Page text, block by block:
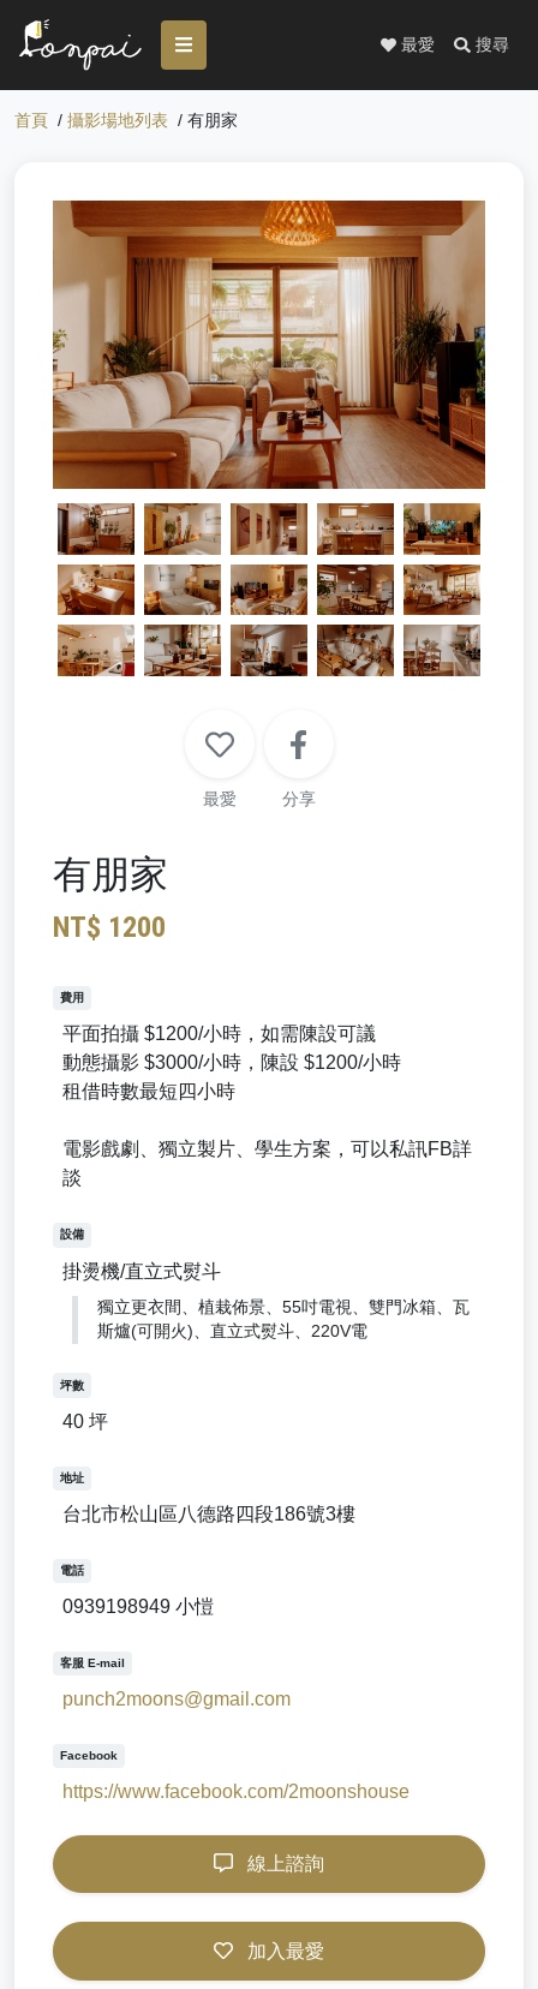
最愛 搜尋
首頁 / 攝影場地列表 / 有朋家
最愛 分享
有朋家
NT$ 1200
費用
平面拍攝 $1200/小時，如需陳設可議
動態攝影 $3000/小時，陳設 $1200/小時
租借時數最短四小時
電影戲劇、獨立製片、學生方案，可以私訊FB詳
談
設備
掛燙機/直立式熨斗
獨立更衣間、植栽佈景、55吋電視、雙門冰箱、瓦
斯爐(可開火)、直立式熨斗、220V電
坪數
40 坪
地址
台北市松山區八德路四段186號3樓
電話
0939198949 小愷
客服 E-mail
punch2moons@gmail.com
Facebook
https://www.facebook.com/2moonshouse
線上諮詢
加入最愛